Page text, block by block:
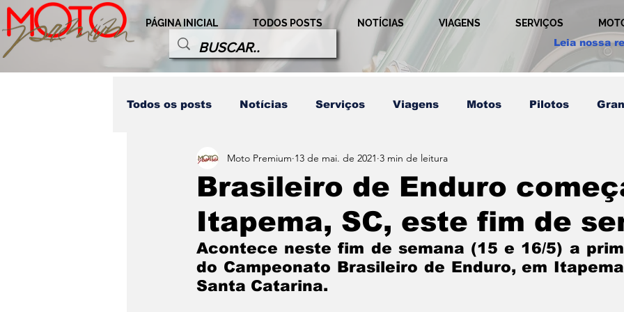
PÁGINA INICIAL TODOS POSTS NOTÍCIAS VIAGENS SERVIÇOS
Leia nossa
Todos os posts Notícias Serviços Viagens Motos Pilotos
Destaques Honda Competição Técnicas
Modalidades Personagem Pilotos Relação Publicidade
Home LD Destaques Últimos Post
Brasileiro de Enduro
Itapema, SC, este fim de
Moto Premium 13 de mai. de 2021 3 min de leitura
Acontece neste fim de semana (15 e 16/5) a
do Campeonato Brasileiro de Enduro, em
Santa Catarina.